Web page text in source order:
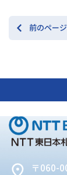
前のペー
〒060-